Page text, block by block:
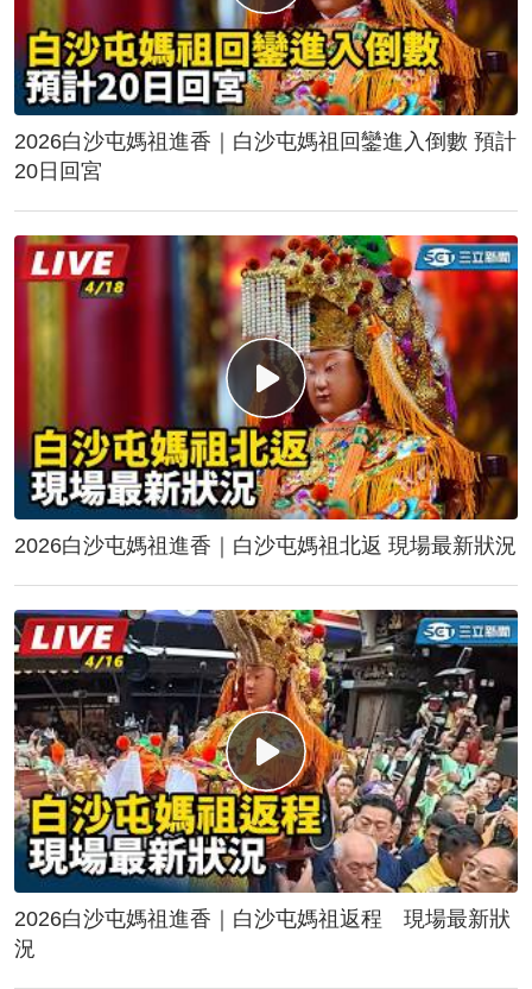
2026白沙屯媽祖進香｜白沙屯媽祖回鑾進入倒數 預計
20日回宮
2026白沙屯媽祖進香｜白沙屯媽祖北返 現場最新狀況
2026白沙屯媽祖進香｜白沙屯媽祖返程 現場最新狀
況